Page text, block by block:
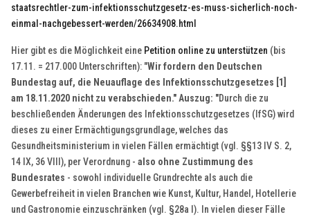
staatsrechtler-zum-infektionsschutzgesetz-es-muss-sicherlich-noch-
einmal-nachgebessert-werden/26634908.html
Hier gibt es die Möglichkeit eine Petition online zu unterstützen (bis
17.11. = 217.000 Unterschriften): "Wir fordern den Deutschen
Bundestag auf, die Neuauflage des Infektionsschutzgesetzes [1]
am 18.11.2020 nicht zu verabschieden." Auszug: "Durch die zu
beschließenden Änderungen des Infektionsschutzgesetzes (IfSG) wird
dieses zu einer Ermächtigungsgrundlage, welches das
Gesundheitsministerium in vielen Fällen ermächtigt (vgl. §§13 IV S. 2,
14 IX, 36 VIII), per Verordnung -also ohne Zustimmung des
Bundesrates - sowohl individuelle Grundrechte als auch die
Gewerbefreiheit in vielen Branchen wie Kunst, Kultur, Handel, Hotellerie
und Gastronomie einzuschränken (vgl. §28a I). In vielen dieser Fälle